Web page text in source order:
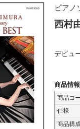
ピアノ
西村
デビュ
商品情報
商品コ
仕様
商品構